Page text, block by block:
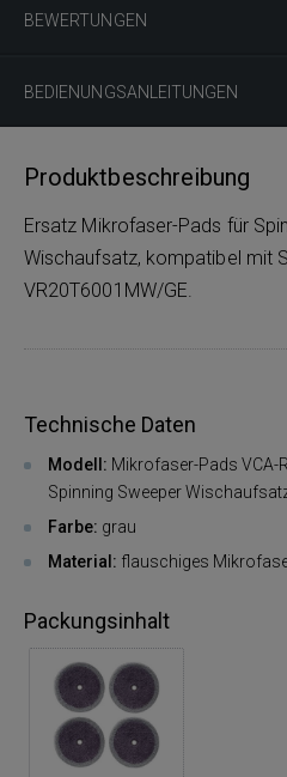
BEWERTUNGEN
BEDIENUNGSANLEITUNGEN
Produktbeschreibung
Ersatz Mikrofaser-Pads für
Wischaufsatz, kompatibel mit
VR20T6001MW/GE.
Technische Daten
Modell: Mikrofaser-Pads VCA-
Spinning Sweeper Wischaufsatz
Farbe: grau
Material: flauschiges
Packungsinhalt